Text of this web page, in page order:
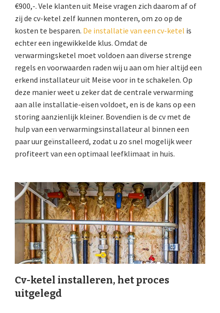
€900,-. Vele klanten uit Meise vragen zich daarom af of
zij de cv-ketel zelf kunnen monteren, om zo op de
kosten te besparen. De installatie van een cv-ketel is
echter een ingewikkelde klus. Omdat de
verwarmingsketel moet voldoen aan diverse strenge
regels en voorwaarden raden wij u aan om hier altijd een
erkend installateur uit Meise voor in te schakelen. Op
deze manier weet u zeker dat de centrale verwarming
aan alle installatie-eisen voldoet, en is de kans op een
storing aanzienlijk kleiner. Bovendien is de cv met de
hulp van een verwarmingsinstallateur al binnen een
paar uur geïnstalleerd, zodat u zo snel mogelijk weer
profiteert van een optimaal leefklimaat in huis.
Cv-ketel installeren, het proces
uitgelegd